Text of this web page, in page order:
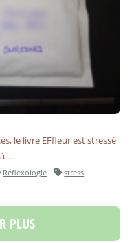
le livre EFfleur est stressé
...
Réflexologie
stress
PLUS